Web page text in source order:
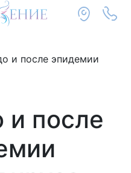
и после эпидемии
после